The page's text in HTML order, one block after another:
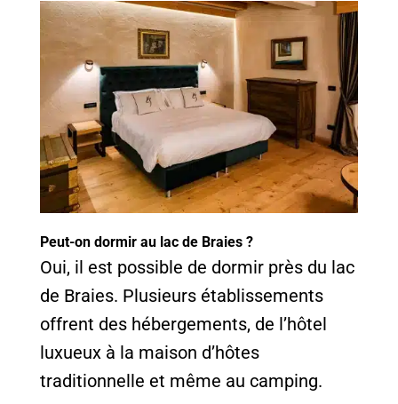
Peut-on dormir au lac de Braies ?
Oui, il est possible de dormir près du lac
de Braies. Plusieurs établissements
offrent des hébergements, de l’hôtel
luxueux à la maison d’hôtes
traditionnelle et même au camping.